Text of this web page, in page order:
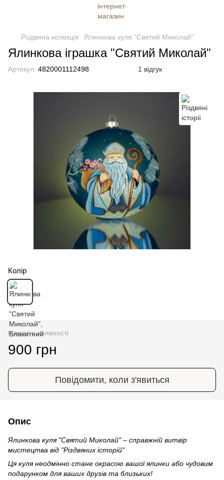
Різдвяна колекція Ялинкова куля "Святий Миколай"
Ялинкова іграшка "Святий Миколай"
Артикул: 4820001112498 1 відгук
Колір
Немає в наявності
900 грн
Повідомити, коли з'явиться
Опис
Ялинкова куля "Святий Миколай" – справжній витвір
мистецтва від "Різдвяних історій"
Ця куля неодмінно стане окрасою вашої ялинки або чудовим
подарунком для ваших друзів та близьких!